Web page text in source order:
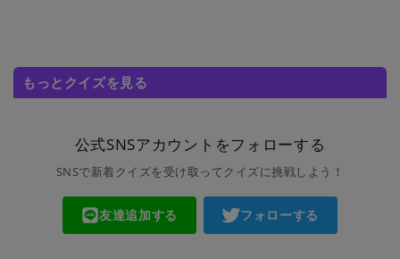
もっとクイズを見る
公式SNSアカウントをフォローする
SNSで新着クイズを受け取ってクイズに挑戦しよう！
友達追加する フォローする